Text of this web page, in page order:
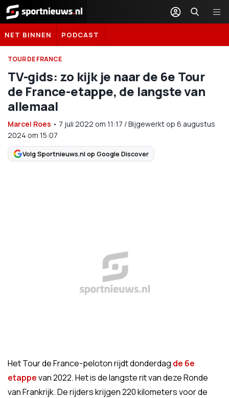
Sportnieuws.nl
NET BINNEN PODCAST
TOUR DE FRANCE
TV-gids: zo kijk je naar de 6e Tour
de France-etappe, de langste van
allemaal
Marcel Roes • 7 juli 2022 om 11:17 /Bijgewerkt op 6 augustus
2024 om 15:07
Volg Sportnieuws.nl op Google Discover
Het Tour de France-peloton rijdt donderdag de 6e
etappevan 2022. Het is de langste rit van deze Ronde
van Frankrijk. De rijders krijgen 220 kilometers voor de